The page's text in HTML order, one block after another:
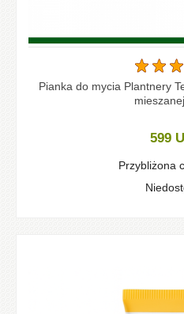
Pianka do mycia Plantnery
599
Przybliżona